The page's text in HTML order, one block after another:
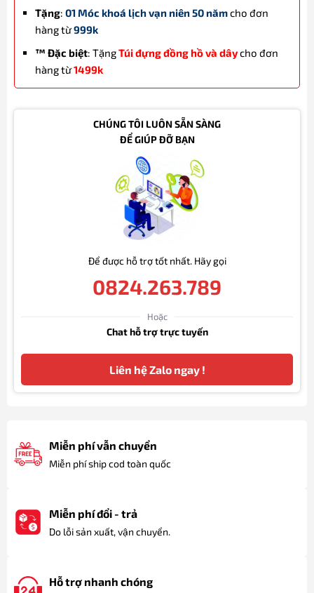
Tặng:01 Móc khoá lịch vạn niên 50 nămcho đơn
hàng từ999k
™ Đặc biệt: TặngTúi đựng đồng hồ và dâycho đơn
hàng từ1499k
CHÚNG TÔI LUÔN SẴN SÀNG
ĐỂ GIÚP ĐỠ BẠN
Để được hỗ trợ tốt nhất. Hãy gọi
0824.263.789
Hoặc
Chat hỗ trợ trực tuyến
Liên hệ Zalo ngay !
Miễn phí vẫn chuyển
Miễn phí ship cod toàn quốc
Miễn phí đổi - trả
Do lỗi sản xuất, vận chuyển.
Hỗ trợ nhanh chóng